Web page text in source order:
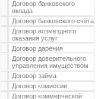
Договор банковского
вклада
Договор банковского счёта
Договор возмездного
оказания услуг
Договор дарения
Договор доверительного
управления имуществом
Договор займа
Договор комиссии
Договор коммерческой